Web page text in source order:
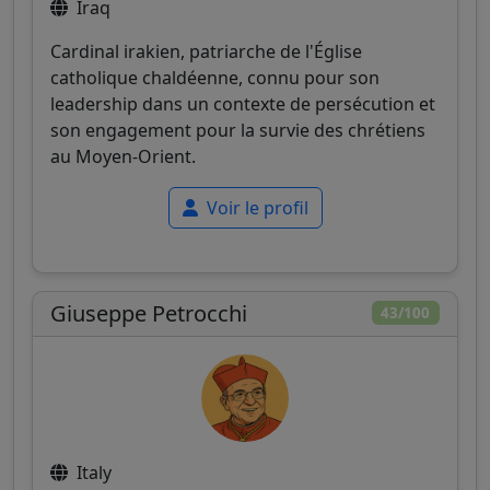
Iraq
Cardinal irakien, patriarche de l'Église
catholique chaldéenne, connu pour son
leadership dans un contexte de persécution et
son engagement pour la survie des chrétiens
au Moyen-Orient.
Voir le profil
43/100
Giuseppe Petrocchi
Italy